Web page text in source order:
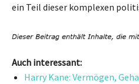
ein Teil dieser komplexen
Auch interessant:
Harry Kane: Vermögen,